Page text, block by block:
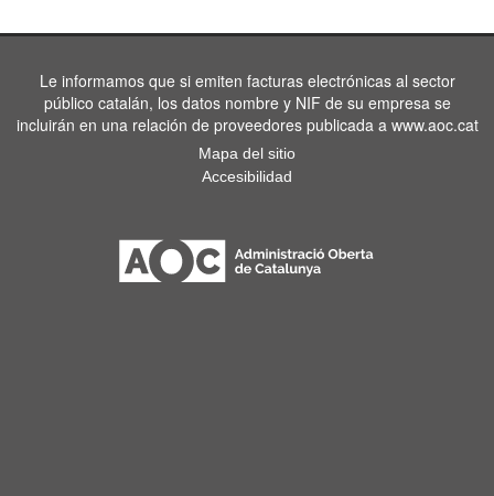
Le informamos que si emiten facturas electrónicas al sector
público catalán, los datos nombre y NIF de su empresa se
incluirán en una relación de proveedores publicada a www.aoc.cat
Mapa del sitio
Accesibilidad